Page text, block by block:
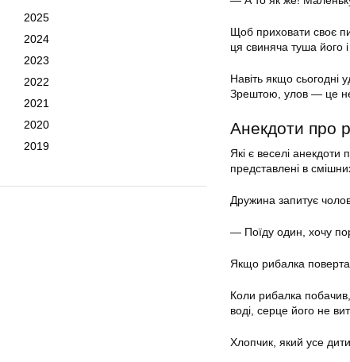
2025
2024
2023
2022
2021
2020
2019
Щоб приховати своє
ця свиняча туша його
Навіть якщо сьогодні
Зрештою, улов — це
Анекдоти про
Які є веселі
представлені в
Дружина запитує
— Поїду один, хочу
Якщо рибалка
Коли рибалка
воді, серце його не
Хлопчик, який усе